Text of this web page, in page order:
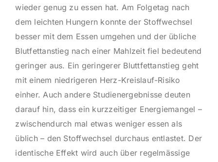
wieder genug zu essen hat. Am Folgetag nach
dem leichten Hungern konnte der Stoffwechsel
besser mit dem Essen umgehen und der übliche
Blutfettanstieg nach einer Mahlzeit fiel bedeutend
geringer aus. Ein geringerer Bluttfettanstieg geht
mit einem niedrigeren Herz-Kreislauf-Risiko
einher. Auch andere Studienergebnisse deuten
darauf hin, dass ein kurzzeitiger Energiemangel –
zwischendurch mal etwas weniger essen als
üblich – den Stoffwechsel durchaus entlastet. Der
identische Effekt wird auch über regelmässige